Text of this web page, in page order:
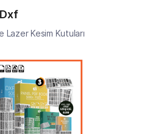
Lazer Kesim Kutuları